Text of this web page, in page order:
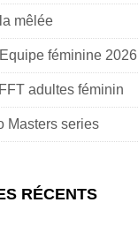
mêlée
féminine 2026
adultes féminin
Masters series
RÉCENTS